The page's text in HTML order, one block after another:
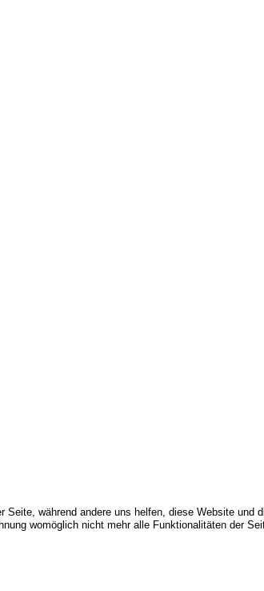
während andere uns helfen, diese Website
womöglich nicht mehr alle Funktionalitäten der